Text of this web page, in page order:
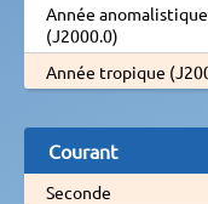
Année anomalistique
(J2000.0)
Année tropique
Courant
Seconde